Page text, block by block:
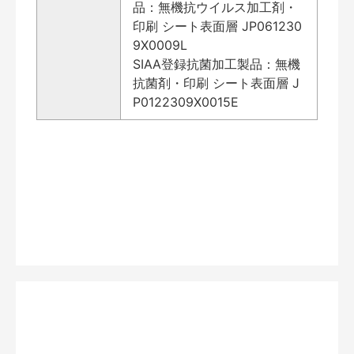
品：無機抗ウイルス加工剤・
印刷 シート表面層 JP061230
9X0009L
SIAA登録抗菌加工製品：無機
抗菌剤・印刷 シート表面層 J
P0122309X0015E